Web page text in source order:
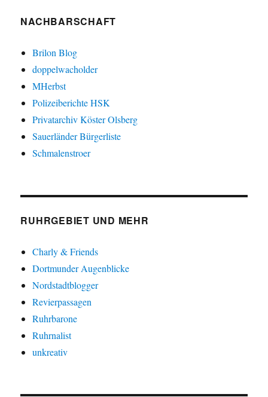
NACHBARSCHAFT
Brilon Blog
doppelwacholder
MHerbst
Polizeiberichte HSK
Privatarchiv Köster Olsberg
Sauerländer Bürgerliste
Schmalenstroer
RUHRGEBIET UND MEHR
Charly & Friends
Dortmunder Augenblicke
Nordstadtblogger
Revierpassagen
Ruhrbarone
Ruhrnalist
unkreativ